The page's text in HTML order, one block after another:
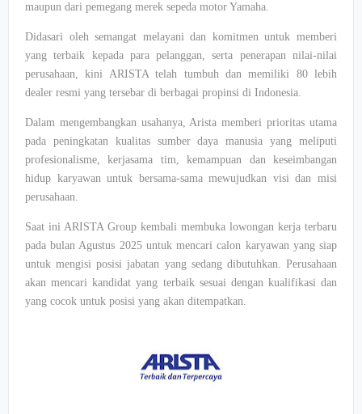
maupun dari pemegang merek sepeda motor Yamaha.
Didasari oleh semangat melayani dan komitmen untuk memberi
yang terbaik kepada para pelanggan, serta penerapan nilai-nilai
perusahaan, kini ARISTA telah tumbuh dan memiliki 80 lebih
dealer resmi yang tersebar di berbagai propinsi di Indonesia.
Dalam mengembangkan usahanya, Arista memberi prioritas utama
pada peningkatan kualitas sumber daya manusia yang meliputi
profesionalisme, kerjasama tim, kemampuan dan keseimbangan
hidup karyawan untuk bersama-sama mewujudkan visi dan misi
perusahaan.
Saat ini ARISTA Group kembali membuka lowongan kerja terbaru
pada bulan Agustus 2025 untuk mencari calon karyawan yang siap
untuk mengisi posisi jabatan yang sedang dibutuhkan. Perusahaan
akan mencari kandidat yang terbaik sesuai dengan kualifikasi dan
yang cocok untuk posisi yang akan ditempatkan.